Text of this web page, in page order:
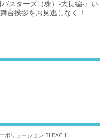
スターズ（株）-大長編-』い
台挨拶をお見逃しなく！
ボリューション BLEACH